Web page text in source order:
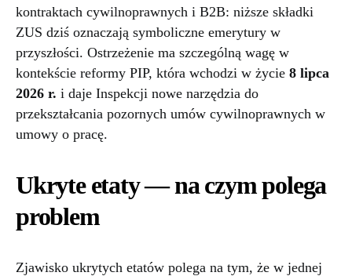
kontraktach cywilnoprawnych i B2B: niższe składki
ZUS dziś oznaczają symboliczne emerytury w
przyszłości. Ostrzeżenie ma szczególną wagę w
kontekście reformy PIP, która wchodzi w życie 8 lipca
2026 r. i daje Inspekcji nowe narzędzia do
przekształcania pozornych umów cywilnoprawnych w
umowy o pracę.
Ukryte etaty — na czym polega
problem
Zjawisko ukrytych etatów polega na tym, że w jednej